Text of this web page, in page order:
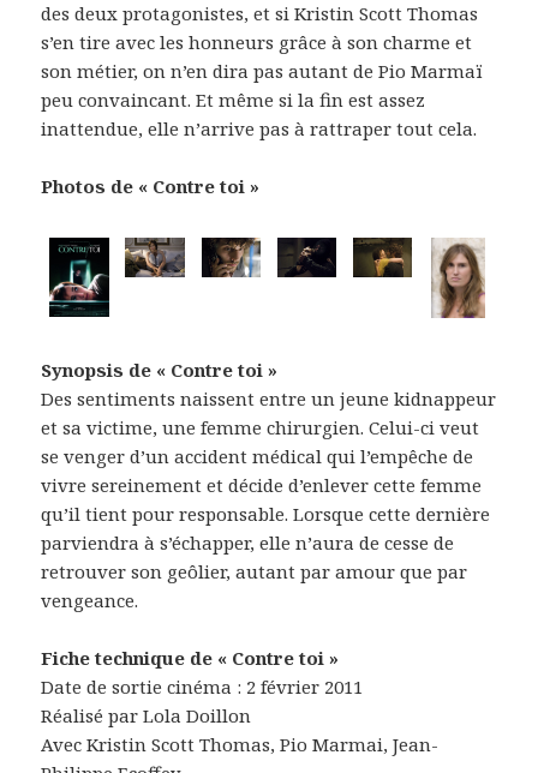
des deux protagonistes, et si Kristin Scott Thomas
s’en tire avec les honneurs grâce à son charme et
son métier, on n’en dira pas autant de Pio Marmaï
peu convaincant. Et même si la fin est assez
inattendue, elle n’arrive pas à rattraper tout cela.
Photos de « Contre toi »
Synopsis de « Contre toi »
Des sentiments naissent entre un jeune kidnappeur
et sa victime, une femme chirurgien. Celui-ci veut
se venger d’un accident médical qui l’empêche de
vivre sereinement et décide d’enlever cette femme
qu’il tient pour responsable. Lorsque cette dernière
parviendra à s’échapper, elle n’aura de cesse de
retrouver son geôlier, autant par amour que par
vengeance.
Fiche technique de « Contre toi »
Date de sortie cinéma : 2 février 2011
Réalisé par Lola Doillon
Avec Kristin Scott Thomas, Pio Marmai, Jean-